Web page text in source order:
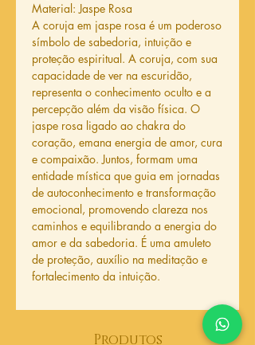
Material: Jaspe Rosa
A coruja em jaspe rosa é um poderoso
símbolo de sabedoria, intuição e
proteção espiritual. A coruja, com sua
capacidade de ver na escuridão,
representa o conhecimento oculto e a
percepção além da visão física. O
jaspe rosa ligado ao chakra do
coração, emana energia de amor, cura
e compaixão. Juntos, formam uma
entidade mística que guia em jornadas
de autoconhecimento e transformação
emocional, promovendo clareza nos
caminhos e equilibrando a energia do
amor e da sabedoria. É uma amuleto
de proteção, auxílio na meditação e
fortalecimento da intuição.
Produtos